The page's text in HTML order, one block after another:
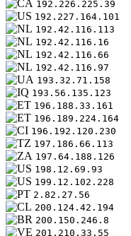
192.226.225.39
192.227.164.101
192.42.116.113
192.42.116.16
192.42.116.66
192.42.116.97
193.32.71.158
193.56.135.123
196.188.33.161
196.189.224.164
196.192.120.230
197.186.66.113
197.64.188.126
198.12.69.93
199.12.102.228
2.82.27.56
200.124.42.194
200.150.246.8
201.210.33.55